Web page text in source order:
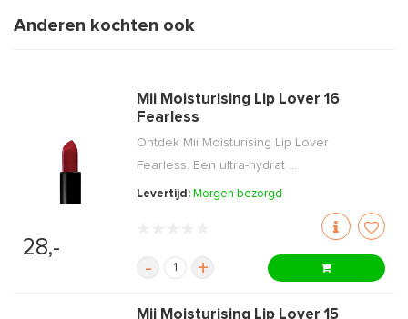
Anderen kochten ook
28,-
Mii Moisturising Lip Lover 16
Fearless
Ontdek Mii Moisturising Lip Lover
Fearless. Een ultra-hydrat ...
Levertijd: Morgen bezorgd
- +
Mii Moisturising Lip Lover 15